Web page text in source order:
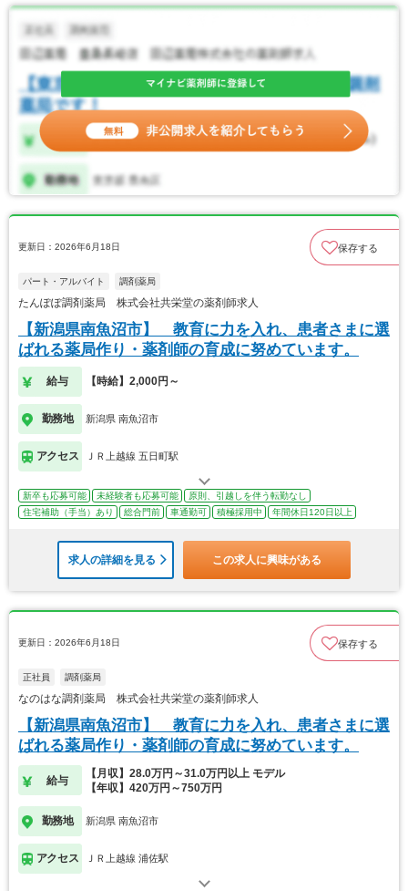
更新日：2026年6月18日 保存する
パート・アルバイト 調剤薬局
たんぽぽ調剤薬局 株式会社共栄堂の薬剤師求人
【新潟県南魚沼市】 教育に力を入れ、患者さまに選
ばれる薬局作り・薬剤師の育成に努めています。
給与 【時給】2,000円～
勤務地 新潟県 南魚沼市
アクセス ＪＲ上越線 五日町駅
新卒も応募可能 未経験者も応募可能
原則、引越しを伴う転勤なし
住宅補助（手当）あり
総合門前 車通勤可 積極採用中 年間休日120日以上
求人の詳細を見る この求人に興味がある
更新日：2026年6月18日 保存する
正社員 調剤薬局
なのはな調剤薬局 株式会社共栄堂の薬剤師求人
【新潟県南魚沼市】 教育に力を入れ、患者さまに選
ばれる薬局作り・薬剤師の育成に努めています。
給与
【月収】28.0万円～31.0万円以上 モデル
【年収】420万円～750万円
勤務地 新潟県 南魚沼市
アクセス ＪＲ上越線 浦佐駅